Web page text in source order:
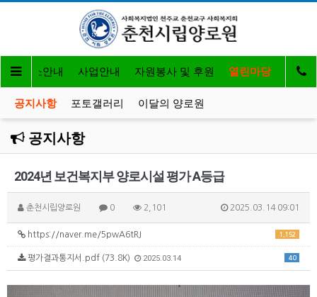
입소안내 사업안내 자원봉사 및 후원 열린마당
공지사항 포토갤러리 이달의 양로원
공지사항
2024년 보건복지부 양로시설 평가 A등급
춘천시립양로원 0 2,101 2025.03.14 09:01
1,152
https://naver.me/5pwA6tRJ
40
평가결과통지서.pdf (73.8K) 2025.03.14